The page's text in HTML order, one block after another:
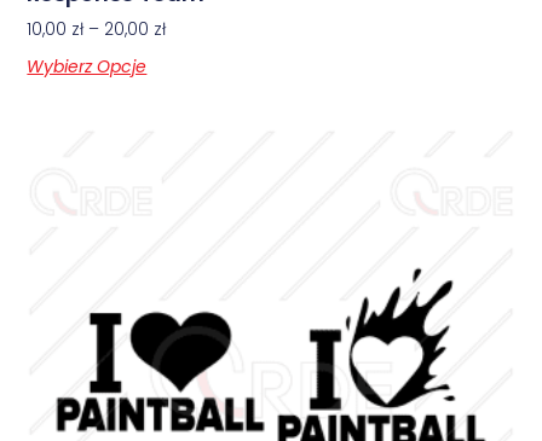
10,00 zł – 20,00 zł
Wybierz Opcje